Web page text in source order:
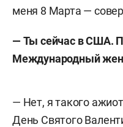
меня 8 Марта —
— Ты сейчас в США.
Международный
— Нет, я такого
День Святого